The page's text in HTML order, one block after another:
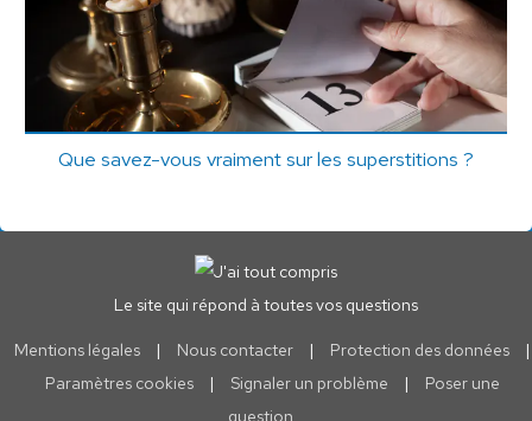
Que savez-vous vraiment sur les superstitions ?
Le site qui répond à toutes vos questions
Mentions légales | Nous contacter | Protection des données
|
Paramètres cookies
| Signaler un problème |
Poser une